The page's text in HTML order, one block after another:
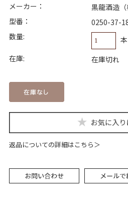
メーカー：
黒龍酒造（
型番：
0250-37-
数量:
本
在庫:
在庫切れ
返品についての詳細はこちら